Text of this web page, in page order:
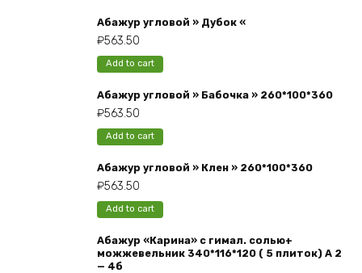
Абажур угловой » Дубок «
₽563.50
Add to cart
Абажур угловой » Бабочка » 260*100*360
₽563.50
Add to cart
Абажур угловой » Клен » 260*100*360
₽563.50
Add to cart
Абажур «Карина» с гимал. солью+
можжевельник 340*116*120 ( 5 плиток) А 2
— 4б